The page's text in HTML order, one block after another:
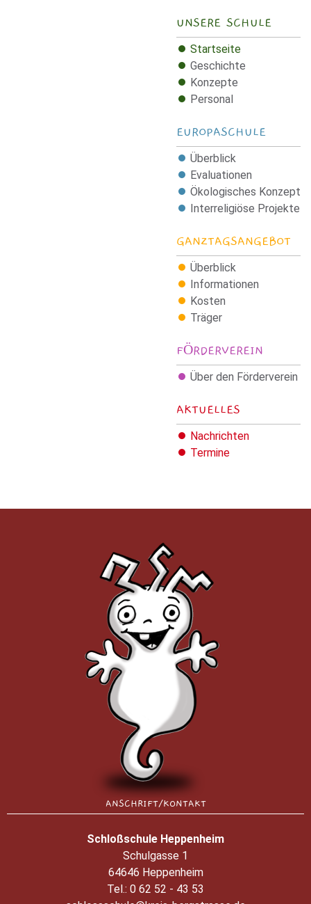
UNSERE SCHULE
Startseite
Geschichte
Konzepte
Personal
EUROPASCHULE
Überblick
Evaluationen
Ökologisches Konzept
Interreligiöse Projekte
GANZTAGSANGEBOT
Überblick
Informationen
Kosten
Träger
FÖRDERVEREIN
Über den Förderverein
AKTUELLES
Nachrichten
Termine
ANSCHRIFT/KONTAKT
Schloßschule Heppenheim
Schulgasse 1
64646 Heppenheim
Tel.: 0 62 52 - 43 53